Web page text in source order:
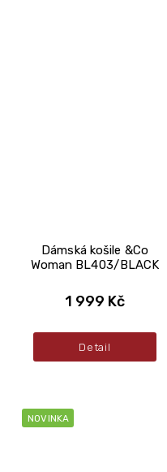
Dámská košile &Co
Woman BL403/BLACK
1 999 Kč
Detail
NOVINKA